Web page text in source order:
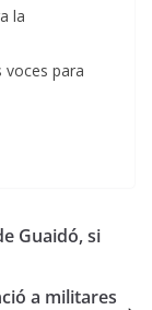
la
para
Guaidó, si
a militares